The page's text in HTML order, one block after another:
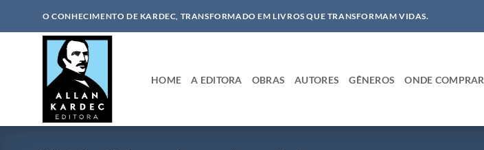
O CONHECIMENTO DE KARDEC, TRANSFORMADO EM LIVROS QUE TRANSFORMAM VIDAS.
HOME A EDITORA OBRAS AUTORES GÊNEROS ONDE COMPRAR